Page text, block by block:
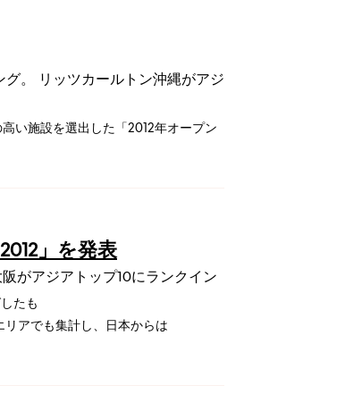
。 リッツカールトン沖縄がアジ
い施設を選出した「2012年オープン
」を発表
がアジアトップ10にランクイン
たも
アでも集計し、日本からは